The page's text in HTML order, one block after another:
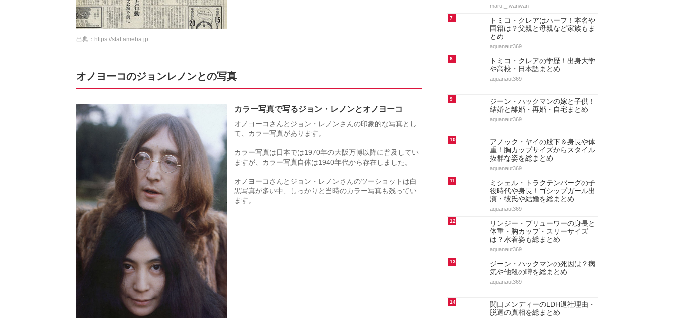
出典： https://stat.ameba.jp
オノヨーコのジョンレノンとの写真
カラー写真で写るジョン・レノンとオノヨーコ
オノヨーコさんとジョン・レノンさんの印象的な写真とし
て、カラー写真があります。
カラー写真は日本では1970年の大阪万博以降に普及してい
ますが、カラー写真自体は1940年代から存在しました。
オノヨーコさんとジョン・レノンさんのツーショットは白
黒写真が多い中、しっかりと当時のカラー写真も残ってい
ます。
maru._.wanwan
7
トミコ・クレアはハーフ！本名や
国籍は？父親と母親など家族もま
とめ
aquanaut369
8
トミコ・クレアの学歴！出身大学
や高校・日本語まとめ
aquanaut369
9
ジーン・ハックマンの嫁と子供！
結婚と離婚・再婚・自宅まとめ
aquanaut369
10
アノック・ヤイの股下＆身長や体
重！胸カップサイズからスタイル
抜群な姿を総まとめ
aquanaut369
11
ミシェル・トラクテンバーグの子
役時代や身長！ゴシップガール出
演・彼氏や結婚を総まとめ
aquanaut369
12
リンジー・ブリューワーの身長と
体重・胸カップ・スリーサイズ
は？水着姿も総まとめ
aquanaut369
13
ジーン・ハックマンの死因は？病
気や他殺の噂を総まとめ
aquanaut369
14
関口メンディーのLDH退社理由・
脱退の真相を総まとめ